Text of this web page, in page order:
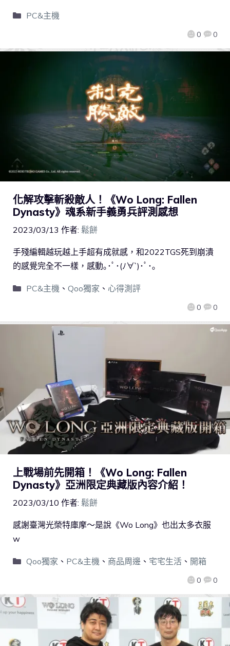
0 0
PC&主機
化解攻擊斬殺敵人！《Wo Long: Fallen
Dynasty》魂系新手義勇兵評測感想
2023/03/13 作者: 鬆餅
0 0
手殘編輯越玩越上手超有成就感，和2022TGS死到崩潰
的感覺完全不一樣，感動｡･ﾟ･(ﾉ∀`)･ﾟ･｡
PC&主機 、 Qoo獨家 、 心得測評
上戰場前先開箱！《Wo Long: Fallen
Dynasty》亞洲限定典藏版內容介紹！
2023/03/10 作者: 鬆餅
0 0
感謝臺灣光榮特庫摩～是說《Wo Long》也出太多衣服
w
Qoo獨家 、 PC&主機、 商品周邊 、 宅宅生活、 開箱